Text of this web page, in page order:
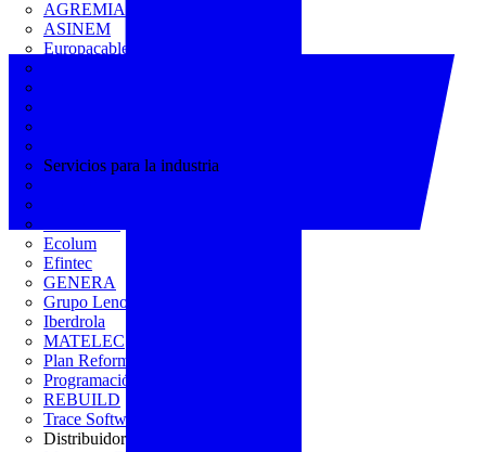
AGREMIA
ASINEM
Europacable
Servicios para la industria
Ecolum
Efintec
GENERA
Grupo Lenor
Iberdrola
MATELEC
Plan Reforma
Programación Integral
REBUILD
Trace Software
Distribuidor